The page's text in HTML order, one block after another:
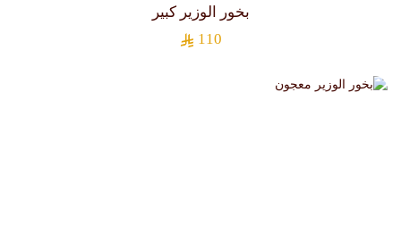
بخور الوزير كبير
110